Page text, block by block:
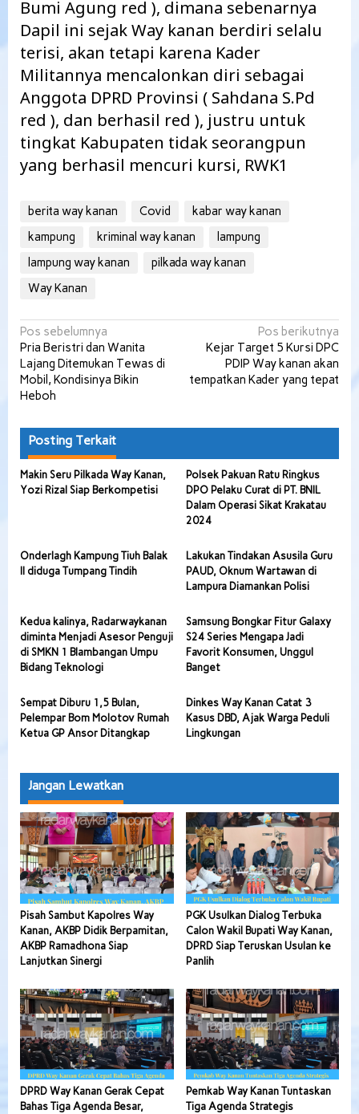
Bumi Agung red ), dimana sebenarnya
Dapil ini sejak Way kanan berdiri selalu
terisi, akan tetapi karena Kader
Militannya mencalonkan diri sebagai
Anggota DPRD Provinsi ( Sahdana S.Pd
red ), dan berhasil red ), justru untuk
tingkat Kabupaten tidak seorangpun
yang berhasil mencuri kursi, RWK1
berita way kanan Covid
kabar way kanan
kampung
kriminal way kanan
lampung
lampung way kanan
pilkada way kanan
Way Kanan
Navigasi
pos
Pos sebelumnya
Pria Beristri dan Wanita
Lajang Ditemukan Tewas di
Mobil, Kondisinya Bikin
Heboh
Pos berikutnya
Kejar Target 5 Kursi DPC
PDIP Way kanan akan
tempatkan Kader yang tepat
Posting Terkait
Makin Seru Pilkada Way Kanan,
Yozi Rizal Siap Berkompetisi
Polsek Pakuan Ratu Ringkus
DPO Pelaku Curat di PT. BNIL
Dalam Operasi Sikat Krakatau
2024
Onderlagh Kampung Tiuh Balak
II diduga Tumpang Tindih
Lakukan Tindakan Asusila Guru
PAUD, Oknum Wartawan di
Lampura Diamankan Polisi
Kedua kalinya, Radarwaykanan
diminta Menjadi Asesor Penguji
di SMKN 1 Blambangan Umpu
Bidang Teknologi
Samsung Bongkar Fitur Galaxy
S24 Series Mengapa Jadi
Favorit Konsumen, Unggul
Banget
Sempat Diburu 1,5 Bulan,
Pelempar Bom Molotov Rumah
Ketua GP Ansor Ditangkap
Dinkes Way Kanan Catat 3
Kasus DBD, Ajak Warga Peduli
Lingkungan
Jangan Lewatkan
Pisah Sambut Kapolres Way
Kanan, AKBP Didik Berpamitan,
AKBP Ramadhona Siap
Lanjutkan Sinergi
PGK Usulkan Dialog Terbuka
Calon Wakil Bupati Way Kanan,
DPRD Siap Teruskan Usulan ke
Panlih
DPRD Way Kanan Gerak Cepat
Bahas Tiga Agenda Besar,
Pemkab Way Kanan Tuntaskan
Tiga Agenda Strategis